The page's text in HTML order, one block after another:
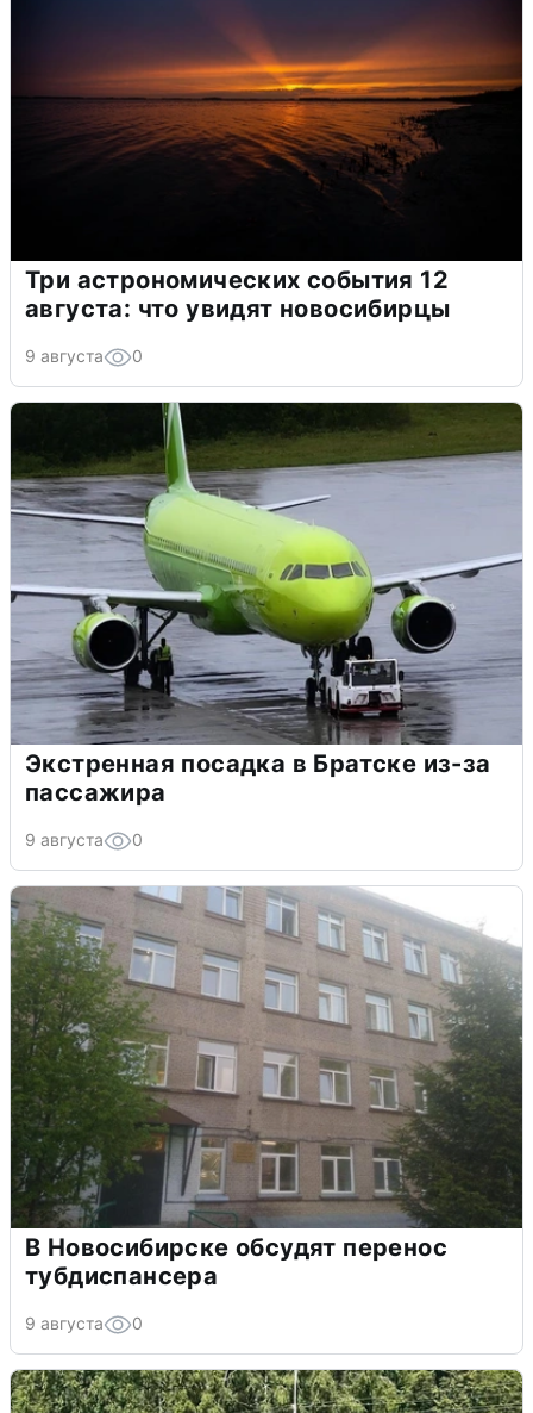
Три астрономических события 12
августа: что увидят новосибирцы
9 августа 0
Экстренная посадка в Братске из-за
пассажира
9 августа 0
В Новосибирске обсудят перенос
тубдиспансера
9 августа 0